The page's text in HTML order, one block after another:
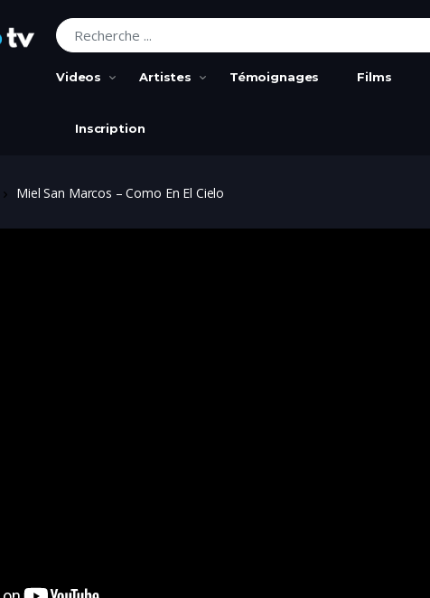
Recherche pour:
Videos Artistes Témoignages Films
Inscription
Miel San Marcos – Como En El Cielo